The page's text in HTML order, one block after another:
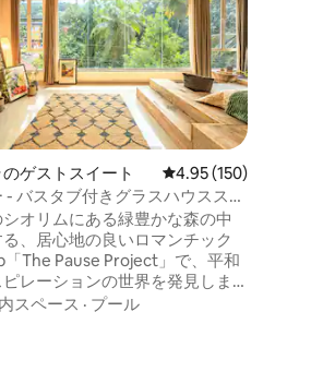
ゲストスイート レビュー150件、5つ
4.95 (150)
- バスタブ付きグラスハウススイ
ズプロジェクト
オリムにある緑豊かな森の中
、居心地の良いロマンチック
The Pause Project」で、平和
レーションの世界を発見しま
族 スペース · プール